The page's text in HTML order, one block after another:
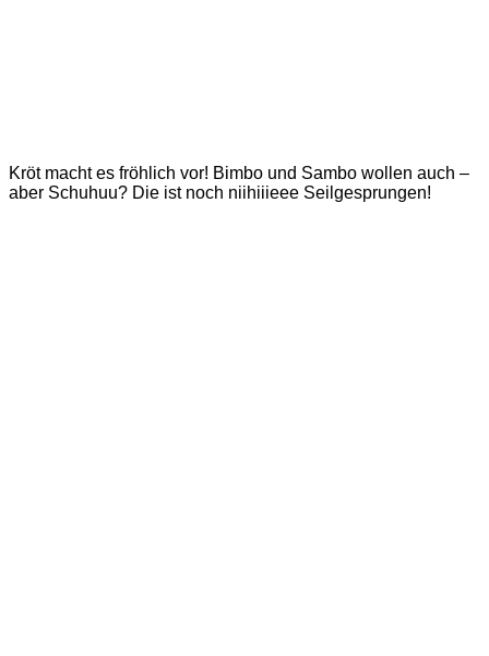
Kröt macht es fröhlich vor! Bimbo und Sambo wollen auch –
aber Schuhuu? Die ist noch niihiiieee Seilgesprungen!